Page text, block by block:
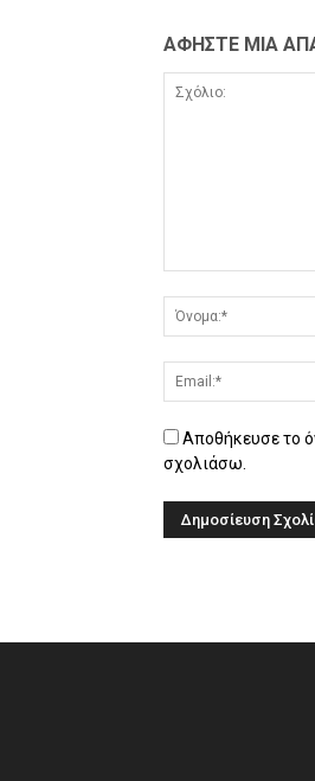
ΑΦΗΣΤΕ ΜΙΑ
Αποθήκευσε το
σχολιάσω.